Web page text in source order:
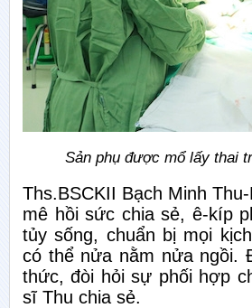
Sản phụ được mổ lấy thai
Ths.BSCKII Bạch Minh
mê hồi sức chia sẻ, ê-kíp
tủy sống, chuẩn bị mọi
có thể nửa nằm nửa ngồi.
thức, đòi hỏi sự phối hợp
sĩ Thu chia sẻ.